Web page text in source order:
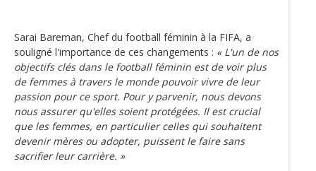
Sarai Bareman, Chef du football féminin à la FIFA, a
souligné l'importance de ces changements : « L'un de nos
objectifs clés dans le football féminin est de voir plus
de femmes à travers le monde pouvoir vivre de leur
passion pour ce sport. Pour y parvenir, nous devons
nous assurer qu'elles soient protégées. Il est crucial
que les femmes, en particulier celles qui souhaitent
devenir mères ou adopter, puissent le faire sans
sacrifier leur carrière. »